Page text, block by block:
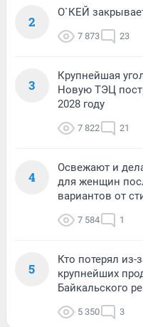
2
О`КЕЙ
7 873 23
3
Крупнейшая
Новую ТЭЦ
2028 году
7 822 21
4
Освежают и
для женщин
вариантов от
7 584 1
5
Кто потерял из-
крупнейших
Байкальского
5 350 3